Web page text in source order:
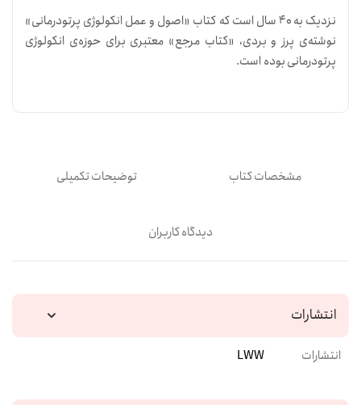
نزدیک به ۴۰ سال است که کتاب «اصول و عمل انکولوژی پرتودرمانی»
نوشته‌ی پرز و بردی، «کتاب مرجع» معتبری برای حوزه‌ی انکولوژی
پرتودرمانی بوده است.
مشخصات کتاب توضیحات تکمیلی
دیدگاه کاربران
انتشارات
انتشارات LWW